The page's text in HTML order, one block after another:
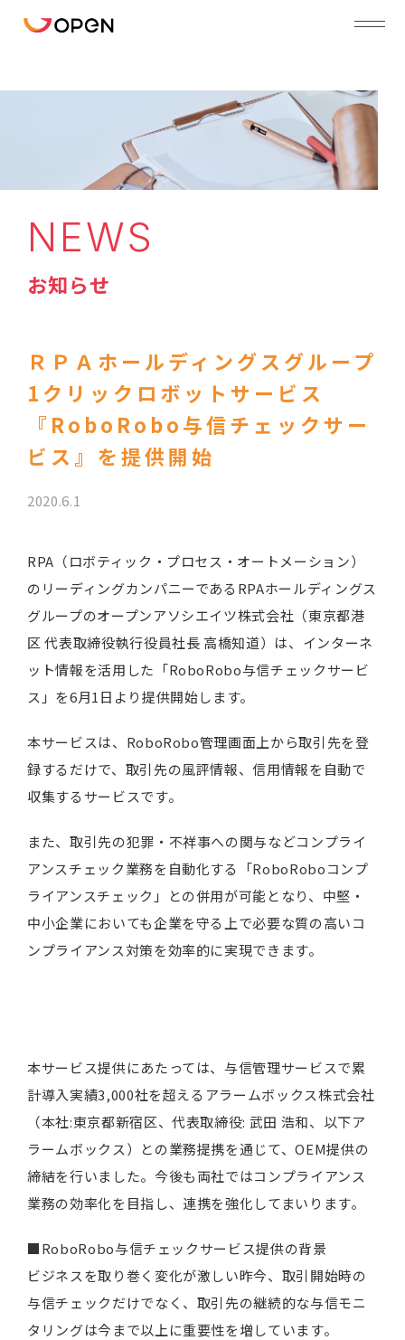
NEWS
お知らせ
ＲＰＡホールディングスグループ
1クリックロボットサービス
『RoboRobo与信チェックサー
ビス』を提供開始
2020.6.1
RPA（ロボティック・プロセス・オートメーション）
のリーディングカンパニーであるRPAホールディングス
グループのオープンアソシエイツ株式会社（東京都港
区 代表取締役執行役員社長 高橋知道）は、インターネ
ット情報を活用した「RoboRobo与信チェックサービ
ス」を6月1日より提供開始します。
本サービスは、RoboRobo管理画面上から取引先を登
録するだけで、取引先の風評情報、信用情報を自動で
収集するサービスです。
また、取引先の犯罪・不祥事への関与などコンプライ
アンスチェック業務を自動化する「RoboRoboコンプ
ライアンスチェック」との併用が可能となり、中堅・
中小企業においても企業を守る上で必要な質の高いコ
ンプライアンス対策を効率的に実現できます。
本サービス提供にあたっては、与信管理サービスで累
計導入実績3,000社を超えるアラームボックス株式会社
（本社:東京都新宿区、代表取締役: 武田 浩和、以下ア
ラームボックス）との業務提携を通じて、OEM提供の
締結を行いました。今後も両社ではコンプライアンス
業務の効率化を目指し、連携を強化してまいります。
■RoboRobo与信チェックサービス提供の背景
ビジネスを取り巻く変化が激しい昨今、取引開始時の
与信チェックだけでなく、取引先の継続的な与信モニ
タリングは今まで以上に重要性を増しています。